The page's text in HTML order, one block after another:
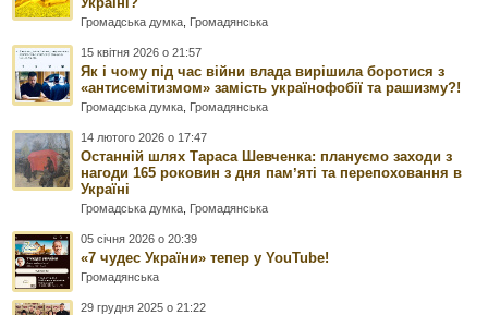
Громадська думка Громадянська
15 квітня 2026 о 21:57
Як і чому під час війни влада вирішила боротися з
«антисемітизмом» замість українофобії та рашизму?!
Громадська думка Громадянська
14 лютого 2026 о 17:47
Останній шлях Тараса Шевченка: плануємо заходи з
нагоди 165 роковин з дня памʼяті та перепоховання в
Україні
Громадська думка Громадянська
05 січня 2026 о 20:39
«7 чудес України» тепер у YouTube!
Громадянська
29 грудня 2025 о 21:22